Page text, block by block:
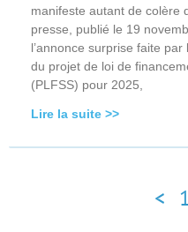
manifeste autant de colère
presse, publié le 19
l’annonce surprise faite
du projet de loi de
(PLFSS) pour 2025,
Lire la suite >>
< 1